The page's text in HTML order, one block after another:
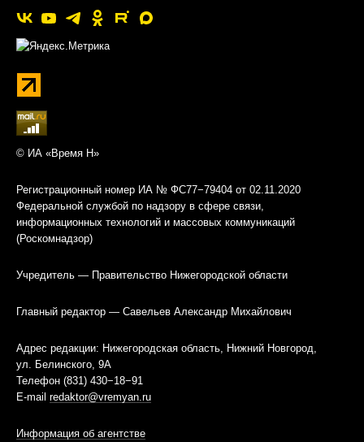
© ИА «Время Н»
Регистрационный номер ИА № ФС77−79404 от 02.11.2020
Федеральной службой по надзору в сфере связи,
информационных технологий и массовых коммуникаций
(Роскомнадзор)
Учредитель — Правительство Нижегородской области
Главный редактор — Савельев Александр Михайлович
Адрес редакции: Нижегородская область, Нижний Новгород,
ул. Белинского, 9А
Телефон (831) 430−18−91
E-mail redaktor@vremyan.ru
Информация об агентстве